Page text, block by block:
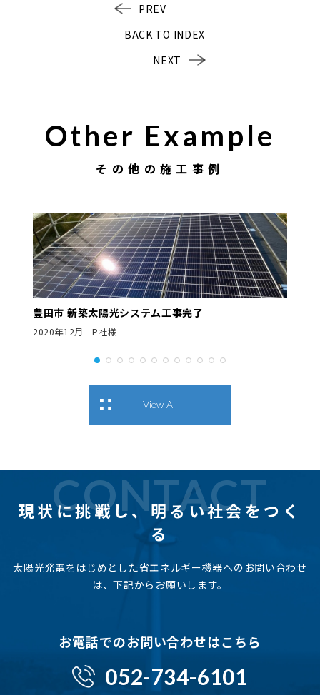
PREV
BACK TO INDEX
NEXT
Other Example
その他の施工事例
豊田市 新築太陽光システム工事完了
2020年12月 P社様
View All
CONTACT
現状に挑戦し、明るい社会をつく
る
太陽光発電をはじめとした省エネルギー機器へのお問い合わせ
は、下記からお願いします。
お電話でのお問い合わせはこちら
052-734-6101